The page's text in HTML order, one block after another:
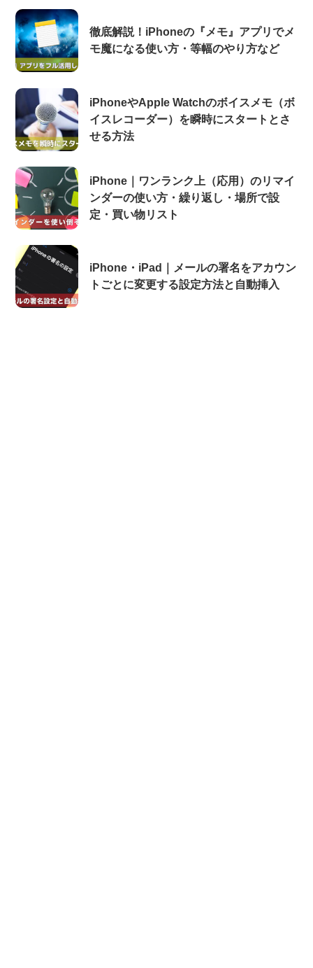
徹底解説！iPhoneの『メモ』アプリでメ
モ魔になる使い方・等幅のやり方など
iPhoneやApple Watchのボイスメモ（ボ
イスレコーダー）を瞬時にスタートとさ
せる方法
iPhone｜ワンランク上（応用）のリマイ
ンダーの使い方・繰り返し・場所で設
定・買い物リスト
iPhone・iPad｜メールの署名をアカウン
トごとに変更する設定方法と自動挿入